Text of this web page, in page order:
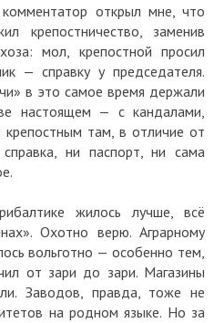
открыл мне, что
крепостничество, заменив
мол, крепостной просил
— справку у председателя.
в это самое время держали
настоящем — с кандалами,
там, в отличие от
ни паспорт, ни сама
жилось лучше, всё
Охотно верю. Аграрному
вольготно — особенно тем,
от зари до зари. Магазины
Заводов, правда, тоже не
на родном языке. Но за